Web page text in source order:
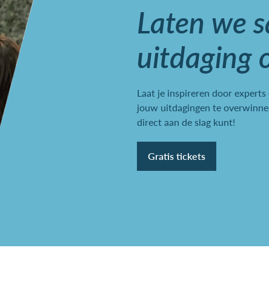
Laten we
uitdaging
Laat je inspireren door
jouw uitdagingen te
direct aan de slag kunt!
Gratis tickets